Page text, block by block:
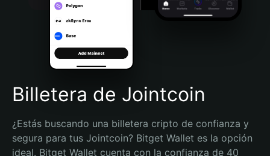
Português (Brasil)
Español (Argentina)
Billetera de Jointcoin
¿Estás buscando una billetera cripto de confianza y
segura para tus Jointcoin? Bitget Wallet es la opción
ideal. Bitget Wallet cuenta con la confianza de 40